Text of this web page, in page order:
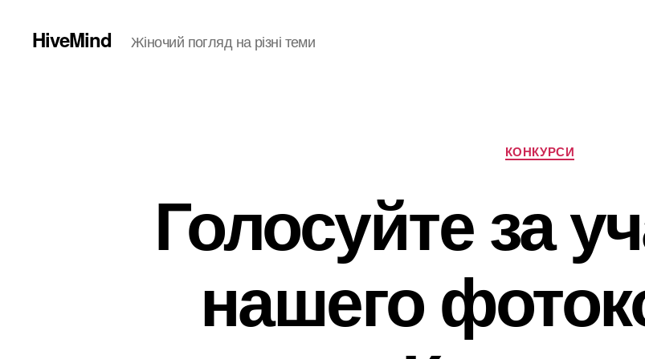
HiveMind Жіночий погляд на різні теми
Категорії
КОНКУРСИ
Голосуйте за
нашего